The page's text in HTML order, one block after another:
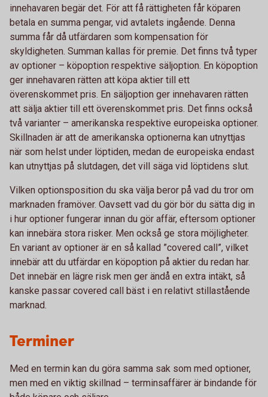
innehavaren begär det. För att få rättigheten får köparen
betala en summa pengar, vid avtalets ingående. Denna
summa får då utfärdaren som kompensation för
skyldigheten. Summan kallas för premie. Det finns två typer
av optioner – köpoption respektive säljoption. En köpoption
ger innehavaren rätten att köpa aktier till ett
överenskommet pris. En säljoption ger innehavaren rätten
att sälja aktier till ett överenskommet pris. Det finns också
två varianter – amerikanska respektive europeiska optioner.
Skillnaden är att de amerikanska optionerna kan utnyttjas
när som helst under löptiden, medan de europeiska endast
kan utnyttjas på slutdagen, det vill säga vid löptidens slut.
Vilken optionsposition du ska välja beror på vad du tror om
marknaden framöver. Oavsett vad du gör bör du sätta dig in
i hur optioner fungerar innan du gör affär, eftersom optioner
kan innebära stora risker. Men också ge stora möjligheter.
En variant av optioner är en så kallad ”covered call”, vilket
innebär att du utfärdar en köpoption på aktier du redan har.
Det innebär en lägre risk men ger ändå en extra intäkt, så
kanske passar covered call bäst i en relativt stillastående
marknad.
Terminer
Med en termin kan du göra samma sak som med optioner,
men med en viktig skillnad – terminsaffärer är bindande för